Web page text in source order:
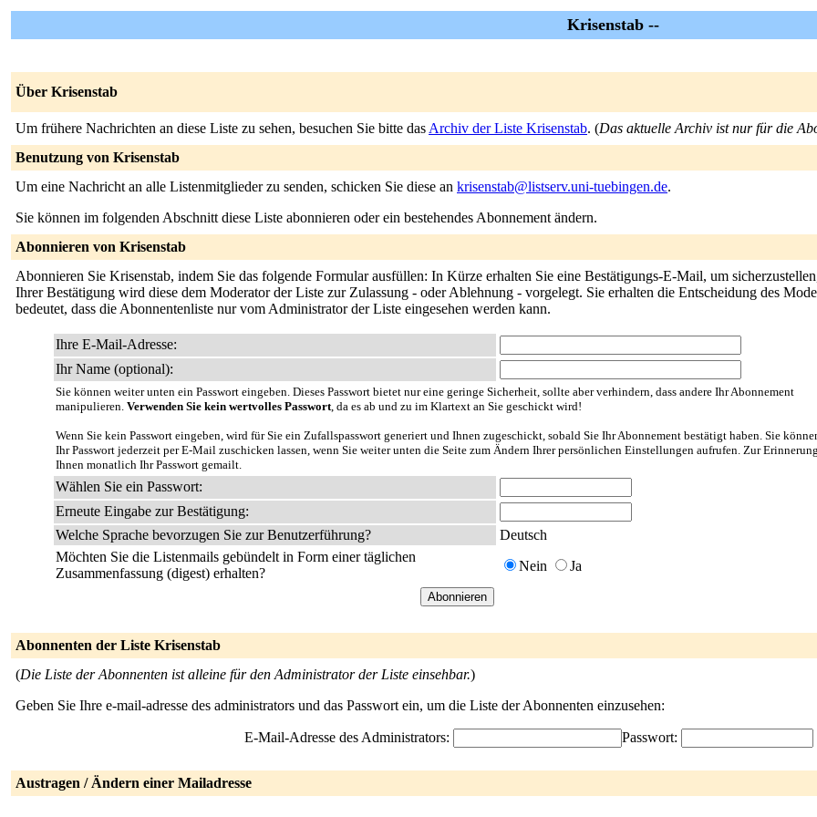
Krisenstab --
Über Krisenstab
Um frühere Nachrichten an diese Liste zu sehen, besuchen Sie bitte das Archiv der Liste Krisenstab. (Das aktuelle Archiv ist nur für die
Benutzung von Krisenstab
Um eine Nachricht an alle Listenmitglieder zu senden, schicken Sie diese an krisenstab@listserv.uni-tuebingen.de.
Sie können im folgenden Abschnitt diese Liste abonnieren oder ein bestehendes Abonnement ändern.
Abonnieren von Krisenstab
Abonnieren Sie Krisenstab, indem Sie das folgende Formular ausfüllen: In Kürze erhalten Sie eine Bestätigungs-E-Mail, um
Ihrer Bestätigung wird diese dem Moderator der Liste zur Zulassung - oder Ablehnung - vorgelegt. Sie erhalten die Entscheidung des
bedeutet, dass die Abonnentenliste nur vom Administrator der Liste eingesehen werden kann.
Ihre E-Mail-Adresse:
Ihr Name (optional):
Sie können weiter unten ein Passwort eingeben. Dieses Passwort bietet nur eine geringe Sicherheit, sollte aber verhindern, dass andere Ihr Abonnement
manipulieren. Verwenden Sie kein wertvolles Passwort, da es ab und zu im Klartext an Sie geschickt wird!
Wenn Sie kein Passwort eingeben, wird für Sie ein Zufallspasswort generiert und Ihnen zugeschickt, sobald Sie Ihr Abonnement bestätigt haben. Sie
Ihr Passwort jederzeit per E-Mail zuschicken lassen, wenn Sie weiter unten die Seite zum Ändern Ihrer persönlichen Einstellungen aufrufen. Zur
Ihnen monatlich Ihr Passwort gemailt.
Wählen Sie ein Passwort:
Erneute Eingabe zur Bestätigung:
Welche Sprache bevorzugen Sie zur Benutzerführung?
Deutsch
Möchten Sie die Listenmails gebündelt in Form einer täglichen
Zusammenfassung (digest) erhalten?
Nein Ja
Abonnenten der Liste Krisenstab
(Die Liste der Abonnenten ist alleine für den Administrator der Liste einsehbar.)
Geben Sie Ihre e-mail-adresse des administrators und das Passwort ein, um die Liste der Abonnenten einzusehen:
E-Mail-Adresse des Administrators: Passwort:
Austragen / Ändern einer Mailadresse